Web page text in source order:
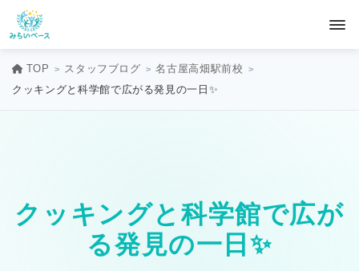
TOP スタッフブログ
名古屋高畑駅前校
クッキングと科学館で広がる発見の一日✨
クッキングと科学館で広が
る発見の一日✨